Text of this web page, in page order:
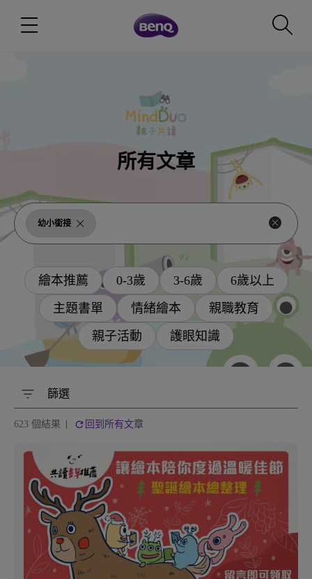
所有文章
幼小銜接
繪本推薦 0-3歲 3-6歲
6歲以上
主題書單
情緒繪本
親職教育
親子活動
護眼知識
篩選
623 個結果 回到所有文章